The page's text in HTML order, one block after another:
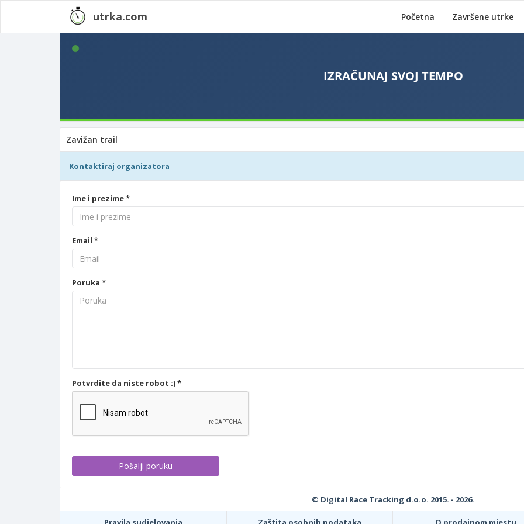
utrka.com Početna Završene utrke
Zavižan trail
Kontaktiraj organizatora
Ime i prezime *
Email *
Poruka *
Potvrdite da niste robot :) *
© Digital Race Tracking d.o.o. 2015. - 2026.